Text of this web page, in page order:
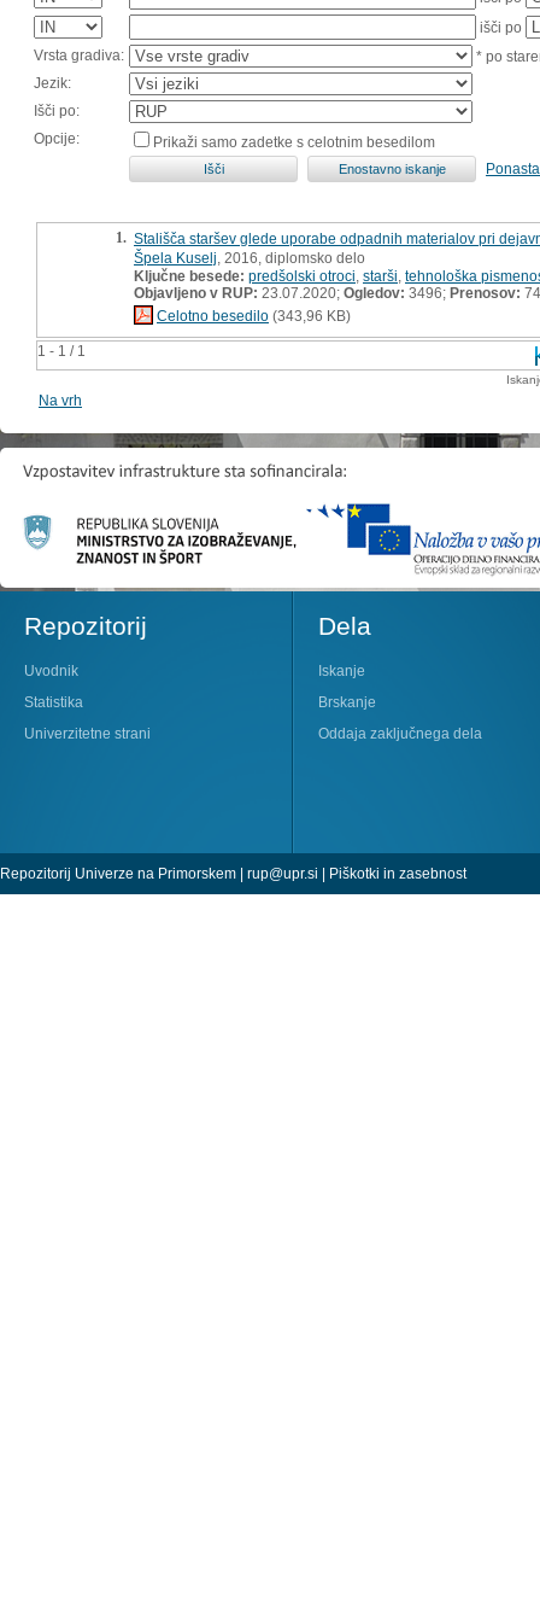
išči po
Vrsta gradiva:
* po
Jezik:
Išči po:
Opcije:
Prikaži samo zadetke s celotnim besedilom
1 - 1 / 1
1. Stališča staršev glede uporabe odpadnih materialov pri
Špela Kuselj , 2016, diplomsko delo
Ključne besede: predšolski otroci starši tehnološka
Objavljeno v RUP: 23.07.2020; Ogledov: 3496; Prenosov: 74
Celotno besedilo (343,96 KB)
Na vrh
Repozitorij
Uvodnik
Statistika
Univerzitetne strani
Dela
Iskanje
Brskanje
Oddaja zaključnega dela
Repozitorij Univerze na Primorskem | rup@upr.si | Piškotki in zasebnost